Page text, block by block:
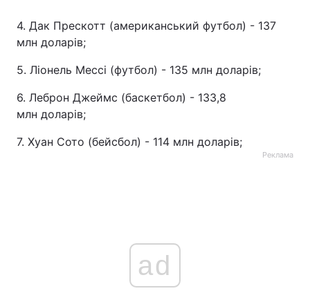
4. Дак Прескотт (американський футбол) - 137
млн доларів;
5. Ліонель Мессі (футбол) - 135 млн доларів;
6. Леброн Джеймс (баскетбол) - 133,8
млн доларів;
7. Хуан Сото (бейсбол) - 114 млн доларів;
Реклама
ad